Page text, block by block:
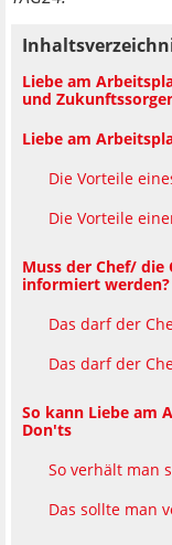
Liebe am
und
Liebe am
Die Vorteile
Die Vorteile
Muss der Chef/
informiert werden?
Das darf der
Das darf der
So kann Liebe am
Don'ts
So verhält man
Das sollte man